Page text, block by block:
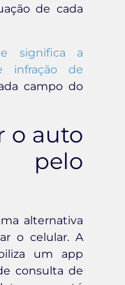
de cada
significa a
infração de
campo do
o auto
pelo
alternativa
o celular. A
um app
consulta de